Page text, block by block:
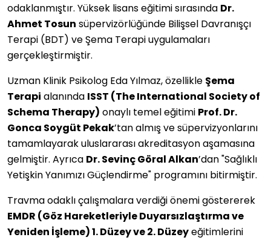
odaklanmıştır. Yüksek lisans eğitimi sırasında Dr.
Ahmet Tosun süpervizörlüğünde Bilişsel Davranışçı
Terapi (BDT) ve Şema Terapi uygulamaları
gerçekleştirmiştir.
Uzman Klinik Psikolog Eda Yılmaz, özellikle Şema
Terapi alanında
ISST (The International Society of
Schema Therapy) onaylı temel eğitimi Prof. Dr.
Gonca Soygüt Pekak’tan almış ve süpervizyonlarını
tamamlayarak uluslararası akreditasyon aşamasına
gelmiştir. Ayrıca Dr. Sevinç Göral Alkan’dan "Sağlıklı
Yetişkin Yanımızı Güçlendirme" programını bitirmiştir.
Travma odaklı çalışmalara verdiği önemi göstererek
EMDR (Göz Hareketleriyle Duyarsızlaştırma ve
Yeniden İşleme) 1. Düzey ve 2. Düzey eğitimlerini